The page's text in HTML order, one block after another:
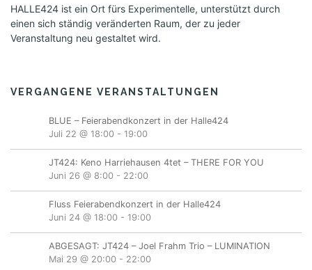
HALLE424 ist ein Ort fürs Experimentelle, unterstützt durch
einen sich ständig veränderten Raum, der zu jeder
Veranstaltung neu gestaltet wird.
VERGANGENE VERANSTALTUNGEN
BLUE – Feierabendkonzert in der Halle424
Juli 22 @ 18:00 - 19:00
JT424: Keno Harriehausen 4tet – THERE FOR YOU
Juni 26 @ 8:00 - 22:00
Fluss Feierabendkonzert in der Halle424
Juni 24 @ 18:00 - 19:00
ABGESAGT: JT424 – Joel Frahm Trio – LUMINATION
Mai 29 @ 20:00 - 22:00